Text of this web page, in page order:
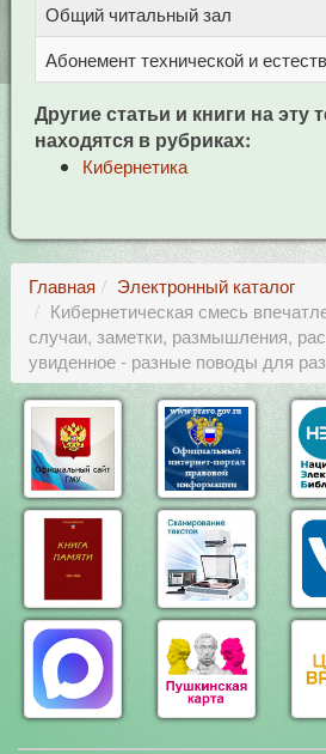
Общий читальный зал
Абонемент технической и
Другие статьи и книги на эту
находятся в рубриках:
Кибернетика
Главная
Электронный каталог
Кибернетическая смесь
случаи, заметки, размышления,
увиденное - разные поводы для